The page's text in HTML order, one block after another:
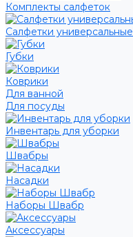
Комплекты салфеток
Салфетки универсальные
Губки
Коврики
Для ванной
Для посуды
Инвентарь для уборки
Швабры
Насадки
Наборы Швабр
Аксессуары